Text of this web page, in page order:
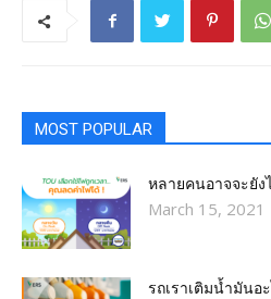
MOST POPULAR
หลายคนอาจจะยัง
March 15, 2021
รถเราเติมน้ำมันอ